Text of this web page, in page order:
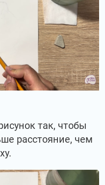
так, чтобы
расстояние, чем